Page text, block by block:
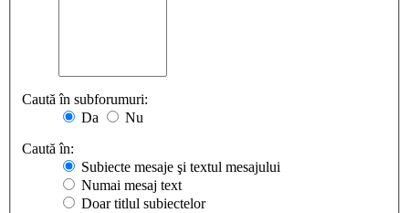
Caută în subforumuri:
Da
Nu
Caută în:
Subiecte mesaje şi textul mesajului
Numai mesaj text
Doar titlul subiectelor